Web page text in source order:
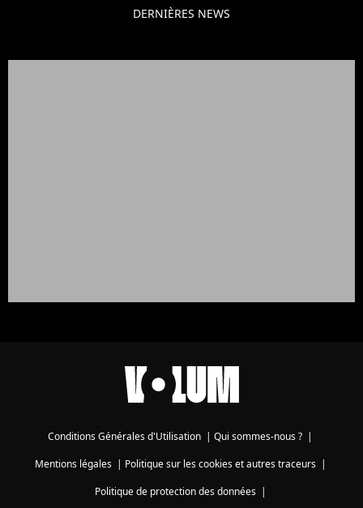
DERNIÈRES NEWS
Conditions Générales d'Utilisation | Qui sommes-nous ? |
Mentions légales| Politique sur les cookies et autres traceurs|
Politique de protection des données|